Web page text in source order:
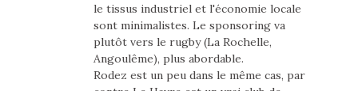
le tissus industriel et l'économie locale
sont minimalistes. Le sponsoring va
plutôt vers le rugby (La Rochelle,
Angoulême), plus abordable.
Rodez est un peu dans le même cas, par